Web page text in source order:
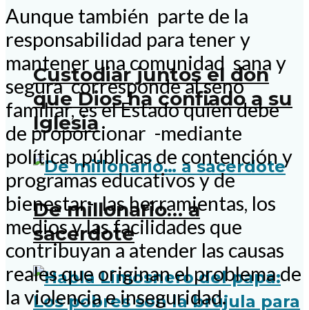
Custodiar juntos el don
que Dios ha confiado a su
Iglesia
De millonario… a
sacerdote
Aunque también parte de la
responsabilidad para tener y
mantener una comunidad sana y
segura corresponde al seno
familiar, es el Estado quien debe
de proporcionar -mediante
políticas públicas de contención y
programas educativos y de
bienestar- las herramientas, los
medios y las facilidades que
contribuyan a atender las causas
reales que originan el problema de
la violencia e inseguridad.